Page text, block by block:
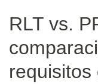
RLT vs.
requisitos